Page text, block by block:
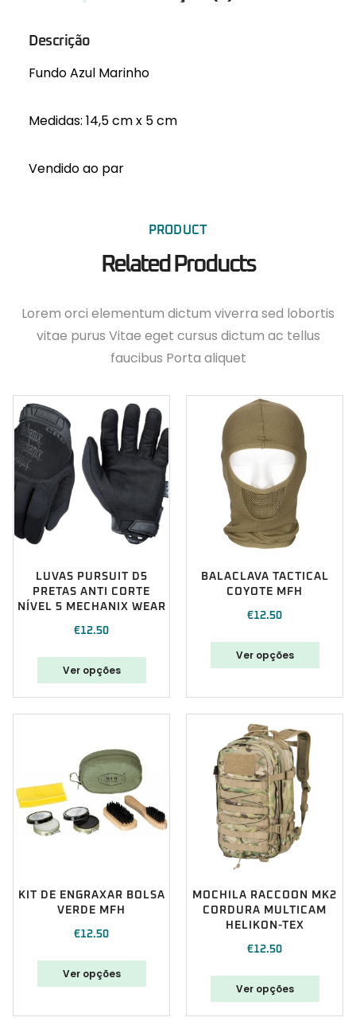
Descrição
Fundo Azul Marinho
Medidas: 14,5 cm x 5 cm
Vendido ao par
PRODUCT
Related Products
Lorem orci elementum dictum viverra sed lobortis
vitae purus Vitae eget cursus dictum ac tellus
faucibus Porta aliquet
LUVAS PURSUIT D5
PRETAS ANTI CORTE
NÍVEL 5 MECHANIX WEAR
€12.50
Ver opções
BALACLAVA TACTICAL
COYOTE MFH
€12.50
Ver opções
KIT DE ENGRAXAR BOLSA
VERDE MFH
€12.50
Ver opções
MOCHILA RACCOON MK2
CORDURA MULTICAM
HELIKON-TEX
€12.50
Ver opções